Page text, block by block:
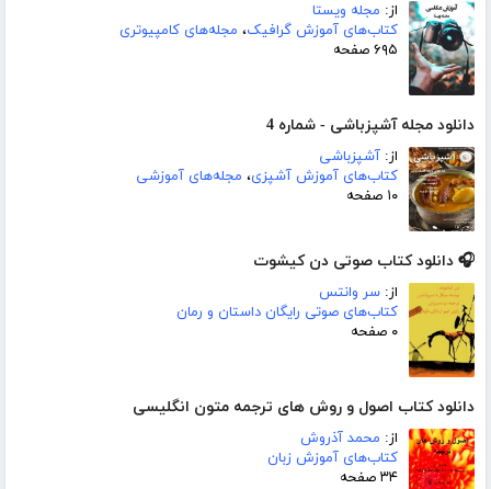
از: مجله ویستا
کتاب‌های آموزش گرافیک، مجله‌های کامپیوتری
۶۹۵ صفحه
دانلود مجله آشپزباشی - شماره 4
از: آشپزباشی
کتاب‌های آموزش آشپزی، مجله‌های آموزشی
۱۰ صفحه
🎧 دانلود کتاب صوتی دن کیشوت
از: سر وانتس
کتاب‌های صوتی رایگان داستان و رمان
۰ صفحه
دانلود کتاب اصول و روش های ترجمه متون انگلیسی
از: محمد آذروش
کتاب‌های آموزش زبان
۳۴ صفحه